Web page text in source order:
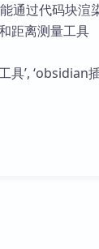
通过代码块渲
距离测量工具
具’, ‘obsidian